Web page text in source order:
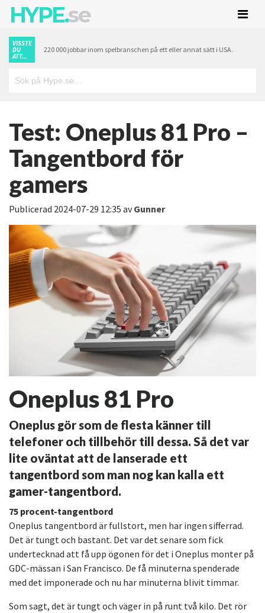
HYPE.se
VISSTE
DU
ATT...
220 000 jobbar inom spelbranschen på ett eller annat sätt i USA.
Test: Oneplus 81 Pro –
Tangentbord för
gamers
Publicerad 2024-07-29 12:35 avGunner
Oneplus 81 Pro
Oneplus gör som de flesta känner till
telefoner och tillbehör till dessa. Så det var
lite oväntat att de lanserade ett
tangentbord som man nog kan kalla ett
gamer-tangentbord.
75 procent-tangentbord
Oneplus tangentbord är fullstort, men har ingen sifferrad.
Det är tungt och bastant. Det var det senare som fick
undertecknad att få upp ögonen för det i Oneplus monter på
GDC-mässan i San Francisco. De få minuterna spenderade
med det imponerade och nu har minuterna blivit timmar.
Som sagt, det är tungt och väger in på runt två kilo. Det rör